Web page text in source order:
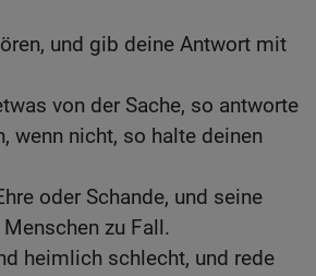
und gib deine Antwort mit
von der Sache, so antworte
wenn nicht, so halte deinen
oder Schande, und seine
zu Fall.
heimlich schlecht, und rede